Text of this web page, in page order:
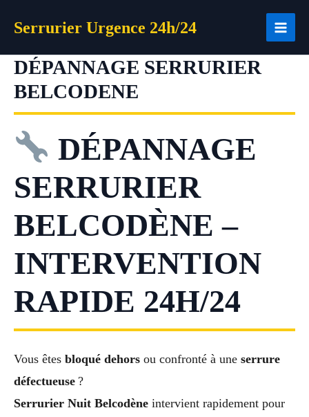
Serrurier Urgence 24h/24
DÉPANNAGE SERRURIER
BELCODENE
DÉPANNAGE
SERRURIER
BELCODÈNE –
INTERVENTION
RAPIDE 24H/24
Vous êtes bloqué dehors ou confronté à une serrure
défectueuse ?
Serrurier Nuit Belcodène intervient rapidement pour